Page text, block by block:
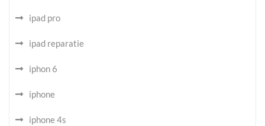
ipad pro
ipad reparatie
iphon 6
iphone
iphone 4s